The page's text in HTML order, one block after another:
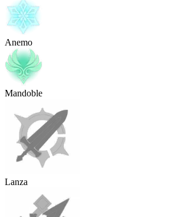
Anemo
Mandoble
Lanza